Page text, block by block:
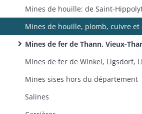
Mines de fer de Thann, Vieux-Thann, Steinbach, Masevaux, Rammersmatt, Bourbach-le-Bas, Bourbach-le-Haut et Oberbruck concédées au sieur Voyer d'Argenson, maître de forges à Oberbruck et propriétaire du haut-
Mines sises hors du département
Salines